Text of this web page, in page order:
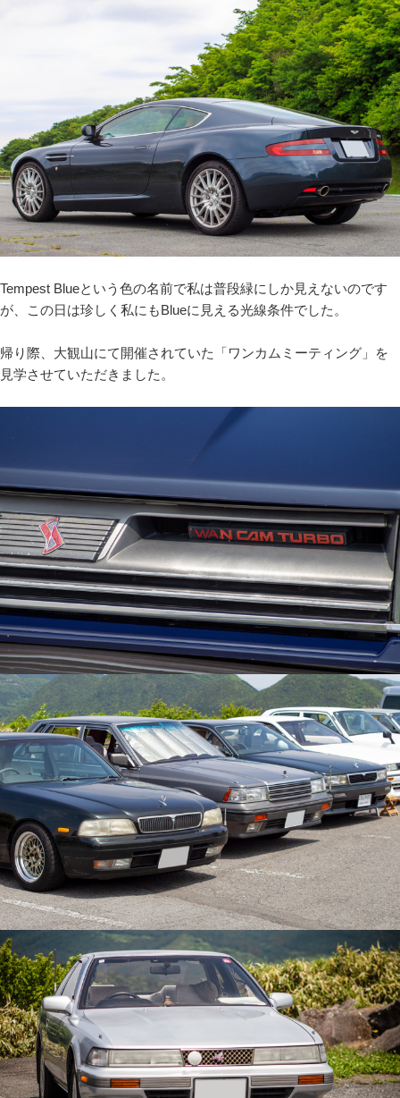
Tempest Blueという色の名前で私は普段緑にしか見えないのです
が、この日は珍しく私にもBlueに見える光線条件でした。
帰り際、大観山にて開催されていた「ワンカムミーティング」を
見学させていただきました。